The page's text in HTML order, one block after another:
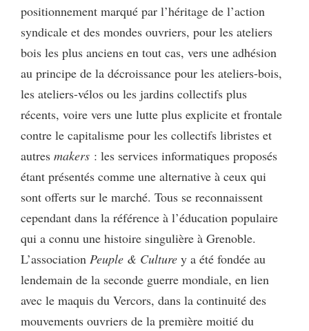
positionnement marqué par l’héritage de l’action
syndicale et des mondes ouvriers, pour les ateliers
bois les plus anciens en tout cas, vers une adhésion
au principe de la décroissance pour les ateliers-bois,
les ateliers-vélos ou les jardins collectifs plus
récents, voire vers une lutte plus explicite et frontale
contre le capitalisme pour les collectifs libristes et
autres makers : les services informatiques proposés
étant présentés comme une alternative à ceux qui
sont offerts sur le marché. Tous se reconnaissent
cependant dans la référence à l’éducation populaire
qui a connu une histoire singulière à Grenoble.
L’association Peuple & Culture y a été fondée au
lendemain de la seconde guerre mondiale, en lien
avec le maquis du Vercors, dans la continuité des
mouvements ouvriers de la première moitié du